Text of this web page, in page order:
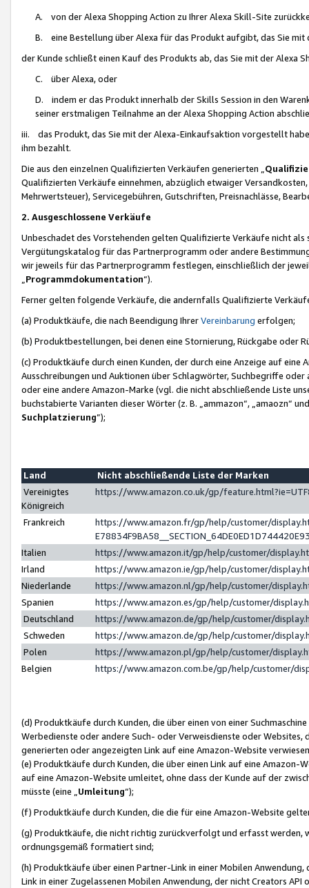
A. von der Alexa Shopping Action zu Ihrer Alexa Skill-Site
B. eine Bestellung über Alexa für das Produkt aufgibt, das Sie mit
der Kunde schließt einen Kauf des Produkts ab, das Sie mit der Alexa
C. über Alexa, oder
D. indem er das Produkt innerhalb der Skills Session in den
seiner erstmaligen Teilnahme an der Alexa Shopping Action
iii. das Produkt, das Sie mit der Alexa-Einkaufsaktion vorgestellt
ihm bezahlt.
Die aus den einzelnen Qualifizierten Verkäufen generierten „
Qualifizierten Verkäufe einnehmen, abzüglich etwaiger
Mehrwertsteuer), Servicegebühren, Gutschriften, Preisnachlässe,
2. Ausgeschlossene Verkäufe
Unbeschadet des Vorstehenden gelten Qualifizierte Verkäufe nicht
Vergütungskatalog für das Partnerprogramm oder andere
wir jeweils für das Partnerprogramm festlegen, einschließlich der
Programmdokumentation“).
Ferner gelten folgende Verkäufe, die andernfalls Qualifizierte
(a) Produktkäufe, die nach Beendigung IhrerVereinbarung erfolgen;
(b) Produktbestellungen, bei denen eine Stornierung, Rückgabe oder
(c) Produktkäufe durch einen Kunden, der durch eine Anzeige auf
Ausschreibungen und Auktionen über Schlagwörter, Suchbegriffe
oder eine andere Amazon-Marke (vgl. die nicht abschließende Liste
buchstabierte Varianten dieser Wörter (z. B. „ammazon“, „amaozn“
Suchplatzierung”);
Land
Nicht abschließende Liste der Marken
Vereinigtes
Königreich
https://www.amazon.co.uk/gp/
Frankreich
https://www.amazon.fr/gp/help/customer/
Italien
https://www.amazon.it/gp/help/customer/
Irland
https://www.amazon.ie/gp/help/customer/
Niederlande
https://www.amazon.nl/gp/help/customer/
Spanien
https://www.amazon.es/gp/help/customer/
Deutschland
https://www.amazon.de/gp/help/customer/
Schweden
https://www.amazon.de/gp/help/customer/
Polen
https://www.amazon.pl/gp/help/customer/
Belgien
https://www.amazon.com.be/gp/help/customer/
(d) Produktkäufe durch Kunden, die über einen von einer
Werbedienste oder andere Such- oder Verweisdienste oder Websites,
generierten oder angezeigten Link auf eine Amazon-Website
(e) Produktkäufe durch Kunden, die über einen Link auf eine
auf eine Amazon-Website umleitet, ohne dass der Kunde auf der
müsste (eine „ Umleitung“);
(f) Produktkäufe durch Kunden, die die für eine Amazon-Website
(g) Produktkäufe, die nicht richtig zurückverfolgt und erfasst werden,
ordnungsgemäß formatiert sind;
(h) Produktkäufe über einen Partner-Link in einer Mobilen
Link in einer Zugelassenen Mobilen Anwendung, der nicht Creators